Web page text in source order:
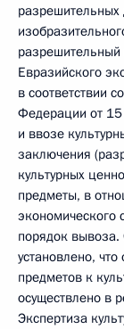
разрешительных
разрешительный
Евразийского
в соответствии
Федерации от
и ввозе
заключения
культурных
предметы, в
экономического
порядок
установлено,
предметов к
осуществлено в
Экспертиза